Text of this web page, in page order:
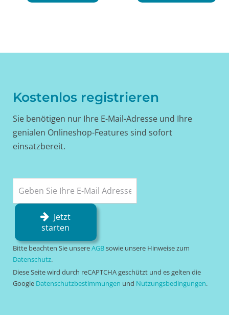
Kostenlos registrieren
Sie benötigen nur Ihre E-Mail-Adresse und Ihre
genialen Onlineshop-Features sind sofort
einsatzbereit.
Jetzt
starten
Bitte beachten Sie unsereAGBsowie unsere Hinweise zum
Datenschutz.
Diese Seite wird durch reCAPTCHA geschützt und es gelten die
Google Datenschutzbestimmungen und Nutzungsbedingungen.